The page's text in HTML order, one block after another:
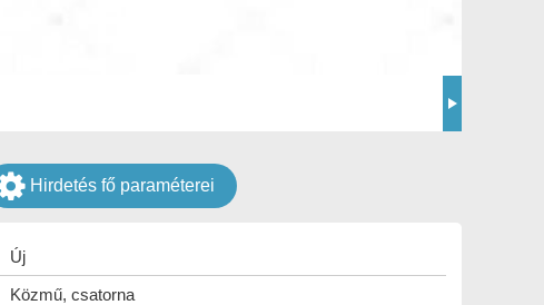
Hirdetés fő paraméterei
Új
Közmű, csatorna